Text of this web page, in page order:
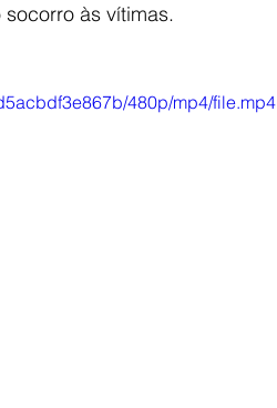
às vítimas.
480p/mp4/file.mp4